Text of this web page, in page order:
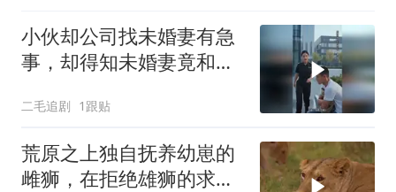
小伙却公司找未婚妻有急
事，却得知未婚妻竟和别
二毛追剧 1跟贴
荒原之上独自抚养幼崽的
雌狮，在拒绝雄狮的求偶